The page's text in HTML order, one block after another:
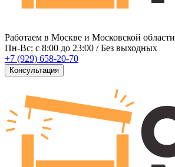
Работаем в Москве и Московской области
Пн-Вс: c 8:00 до 23:00 / Без выходных
+7 (929) 658-20-70
Консультация